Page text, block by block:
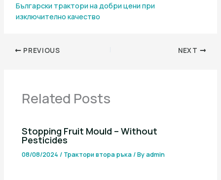
Български трактори на добри цени при
изключително качество
PREVIOUS NEXT
Related Posts
Stopping Fruit Mould – Without
Pesticides
08/08/2024/ Трактори втора ръка/ Byadmin